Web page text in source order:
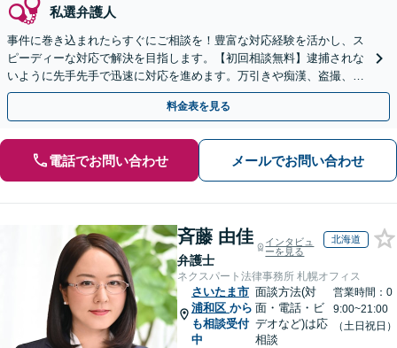
私選弁護人
事件に巻き込まれたらすぐにご相談を！豊富な対応経験を活かし、ス
ピーディーな対応で解決を目指します。【初回相談無料】逮捕されな
いように先手先手で迅速に対応を進めます。万引きや痴漢、盗撮、覚
醒剤など幅広い事案に対応します。
料金表を見る
電話でお問い合わせ メールでお問い合わせ
斉藤 由佳
弁護士
インタビュ
ーを見る
北海道
ネクスパート法律事務所 札幌オフィス
さいたま市
浦和区 から
も相談受付
中
面談方法(対
面・電話・ビ
デオなど)は応
相談
営業時間：0
9:00~21:00
（土日祝日）